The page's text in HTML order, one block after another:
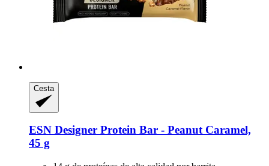
Cesta
ESN Designer Protein Bar -​ Peanut Caramel,
45 g